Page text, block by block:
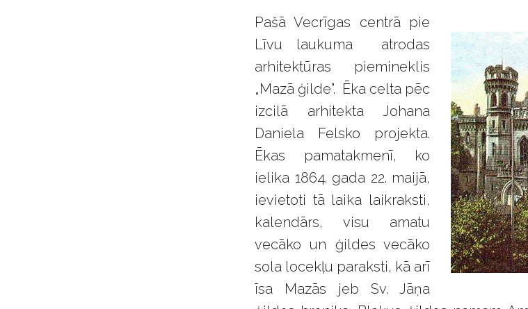
Pašā Vecrīgas centrā pie
Līvu laukuma atrodas
arhitektūras piemineklis
„Mazā ģilde”. Ēka celta pēc
izcilā arhitekta Johana
Daniela Felsko projekta.
Ēkas pamatakmenī, ko
ielika 1864. gada 22. maijā,
ievietoti tā laika laikraksti,
kalendārs, visu amatu
vecāko un ģildes vecāko
sola locekļu paraksti, kā arī
īsa Mazās jeb Sv. Jāņa